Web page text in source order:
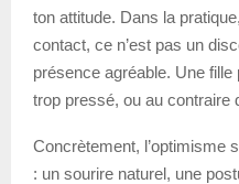
ton attitude. Dans la
contact, ce n’est pas un
présence agréable. Une
trop pressé, ou au contraire
Concrètement, l’optimisme
: un sourire naturel, une